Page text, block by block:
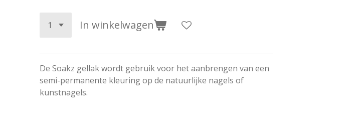
In winkelwagen
De Soakz gellak wordt gebruik voor het aanbrengen van een
semi-permanente kleuring op de natuurlijke nagels of
kunstnagels.